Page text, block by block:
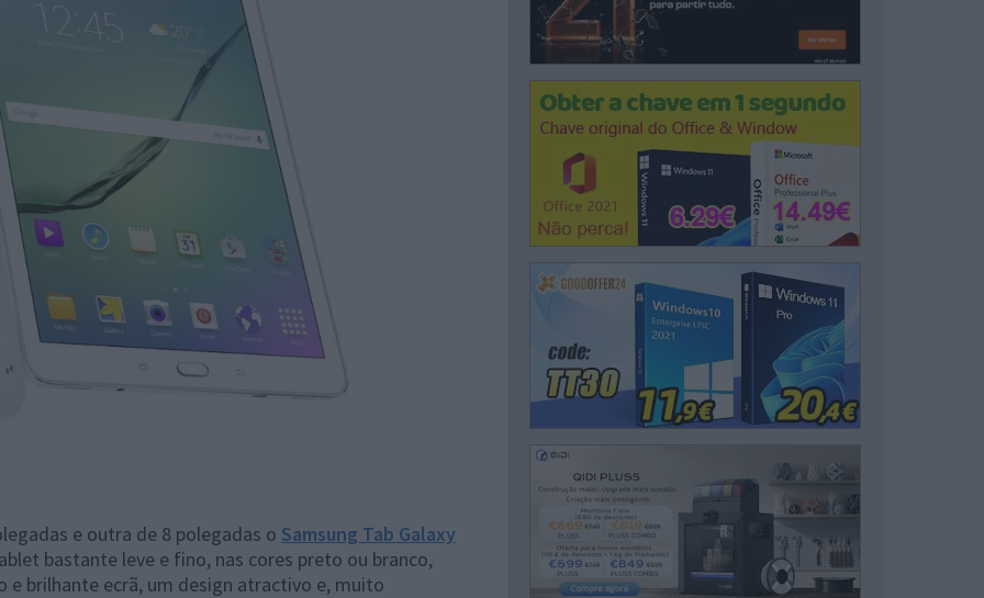
e outra de 8 polegadas o Samsung Tab Galaxy
bastante leve e fino, nas cores preto ou branco,
brilhante ecrã, um design atractivo e, muito